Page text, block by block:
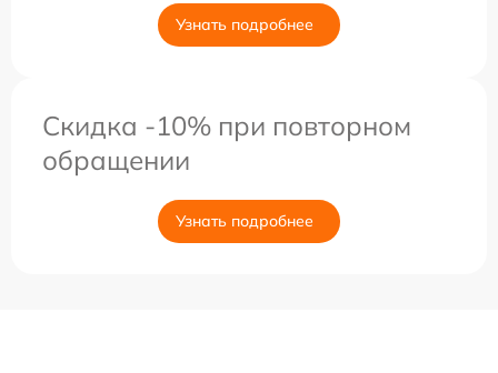
Узнать подробнее
Скидка -10% при повторном
обращении
Узнать подробнее